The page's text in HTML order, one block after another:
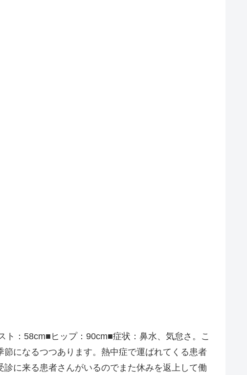
：58cm■ヒップ：90cm■症状：鼻水、気怠さ。こ
になるつつあります。熱中症で運ばれてくる患者
に来る患者さんがいるのでまた休みを返上して働